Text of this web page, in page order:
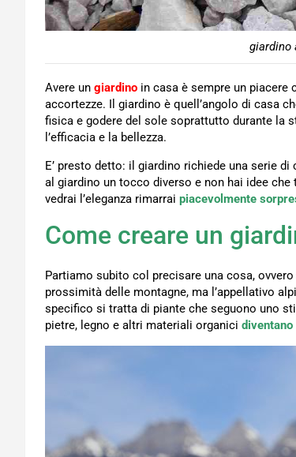
giardino
Avere un giardino in casa è sempre un
accortezze. Il giardino è quell’angolo di casa
fisica e godere del sole soprattutto durante la
l’efficacia e la bellezza.
E’ presto detto: il giardino richiede una serie
al giardino un tocco diverso e non hai idee
vedrai l’eleganza rimarrai piacevolmente
Come creare un
Partiamo subito col precisare una cosa, ovvero
prossimità delle montagne, ma l’appellativo
specifico si tratta di piante che seguono uno
pietre, legno e altri materiali organici